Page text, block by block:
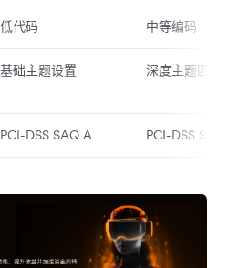
低代码 中等编码​
​​基础主题设置​ 深度主题匹配
PCI-DSS SAQ A PCI-DSS